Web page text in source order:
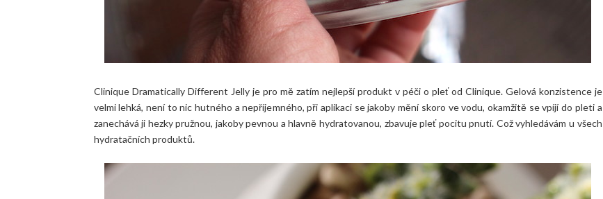
Clinique Dramatically Different Jelly je pro mě zatím nejlepší produkt v péči o pleť od Clinique. Gelová konzistence je
velmi lehká, není to nic hutného a nepříjemného, při aplikaci se jakoby mění skoro ve vodu, okamžitě se vpíjí do pleti a
zanechává ji hezky pružnou, jakoby pevnou a hlavně hydratovanou, zbavuje pleť pocitu pnutí. Což vyhledávám u všech
hydratačních produktů.